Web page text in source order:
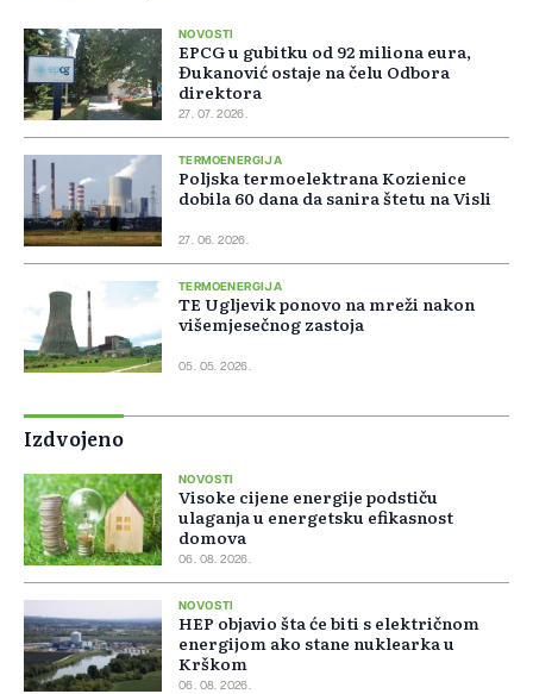
NOVOSTI
EPCG u gubitku od 92 miliona eura,
Đukanović ostaje na čelu Odbora
direktora
27. 07. 2026.
TERMOENERGIJA
Poljska termoelektrana Kozienice
dobila 60 dana da sanira štetu na Visli
27. 06. 2026.
TERMOENERGIJA
TE Ugljevik ponovo na mreži nakon
višemjesečnog zastoja
05. 05. 2026.
Izdvojeno
NOVOSTI
Visoke cijene energije podstiču
ulaganja u energetsku efikasnost
domova
06. 08. 2026.
NOVOSTI
HEP objavio šta će biti s električnom
energijom ako stane nuklearka u
Krškom
06. 08. 2026.